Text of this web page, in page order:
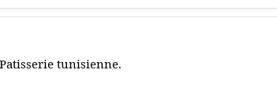
Patisserie tunisienne.